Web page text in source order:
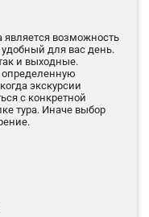
возможность
для вас день.
и выходные.
экскурсии
с конкретной
тура. Иначе выбор